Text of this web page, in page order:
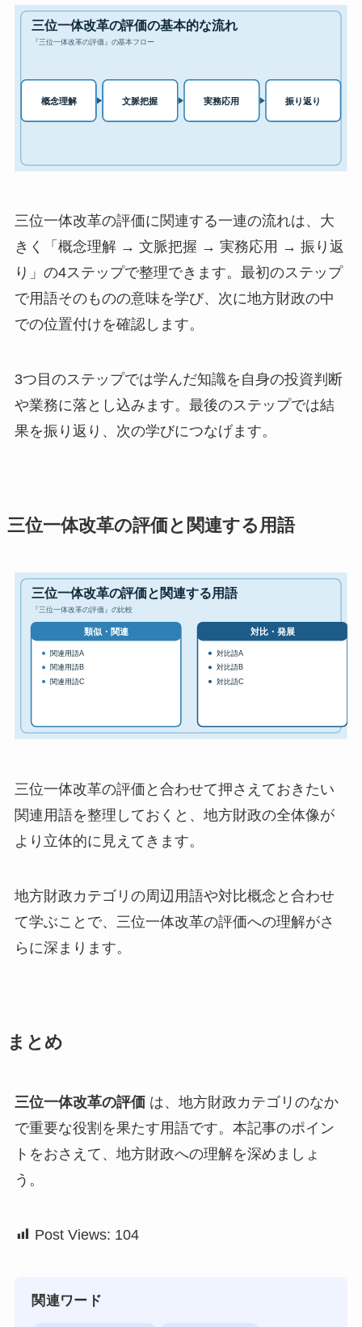
三位一体改革の評価に関連する一連の流れは、大
きく「概念理解 → 文脈把握 → 実務応用 → 振り返
り」の4ステップで整理できます。最初のステップ
で用語そのものの意味を学び、次に地方財政の中
での位置付けを確認します。
3つ目のステップでは学んだ知識を自身の投資判断
や業務に落とし込みます。最後のステップでは結
果を振り返り、次の学びにつなげます。
三位一体改革の評価と関連する用語
三位一体改革の評価と合わせて押さえておきたい
関連用語を整理しておくと、地方財政の全体像が
より立体的に見えてきます。
地方財政カテゴリの周辺用語や対比概念と合わせ
て学ぶことで、三位一体改革の評価への理解がさ
らに深まります。
まとめ
三位一体改革の評価は、地方財政カテゴリのなか
で重要な役割を果たす用語です。本記事のポイン
トをおさえて、地方財政への理解を深めましょ
う。
Post Views: 104
関連ワード